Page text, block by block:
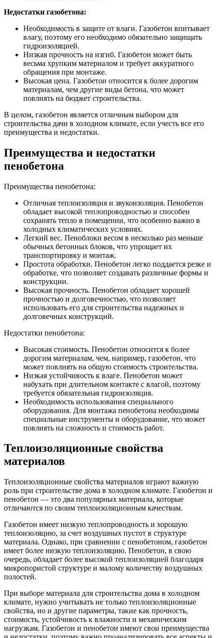
Недостатки газобетона:
Необходимость в защите от влаги. Газобетон впитывает
влагу, поэтому его необходимо обязательно защищать
гидроизоляцией.
Низкая прочность на изгиб. Газобетон может быть
весьма хрупким материалом и требует аккуратного
обращения при монтаже.
Высокая цена. Газобетон относится к более дорогим
материалам, чем другие виды бетона, что может
повлиять на бюджет строительства.
В целом, газобетон является отличным выбором для
строительства дачи в холодном климате, если учесть все его
преимущества и недостатки.
Преимущества и недостатки
пенобетона
Преимущества пенобетона:
Отличная теплоизоляция и звукоизоляция. Пенобетон
обладает высокой теплопроводностью и способен
сохранять тепло в помещении, что особенно важно в
холодных климатических условиях.
Легкий вес. Пеноблоки весом в несколько раз меньше
обычных бетонных блоков, что упрощает их
транспортировку и монтаж.
Простота обработки. Пенобетон легко поддается резке и
обработке, что позволяет создавать различные формы и
конструкции.
Высокая прочность. Пенобетон обладает хорошей
прочностью и долговечностью, что позволяет
использовать его для строительства надежных и
долговечных конструкций.
Недостатки пенобетона:
Высокая стоимость. Пенобетон относится к более
дорогим материалам, чем, например, газобетон, что
может повлиять на общую стоимость строительства.
Низкая устойчивость к влаге. Пенобетон может
набухать при длительном контакте с влагой, поэтому
требуется обязательная гидроизоляция.
Необходимость использования специального
оборудования. Для монтажа пенобетона необходимы
специальные инструменты и оборудование, что может
повлиять на сложность и стоимость работ.
Теплоизоляционные свойства
материалов
Теплоизоляционные свойства материалов играют важную
роль при строительстве дома в холодном климате. Газобетон и
пенобетон — это два популярных материала, которые
отличаются по своим теплоизоляционным качествам.
Газобетон имеет низкую теплопроводность и хорошую
теплоизоляцию, за счет воздушных пустот в структуре
материала. Однако, при сравнении с пенобетоном, газобетон
имеет более низкую теплоизоляцию. Пенобетон, в свою
очередь, обладает более высокой теплоизоляцией благодаря
микропористой структуре и малому количеству воздушных
полостей.
При выборе материала для строительства дома в холодном
климате, нужно учитывать не только теплоизоляционные
свойства, но и другие параметры, такие как прочность,
стоимость, устойчивость к влажности и механическим
нагрузкам. Газобетон и пенобетон имеют свои преимущества